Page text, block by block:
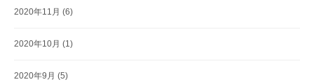
2020年11月 (6)
2020年10月 (1)
2020年9月 (5)